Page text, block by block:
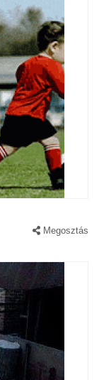
Megosztás